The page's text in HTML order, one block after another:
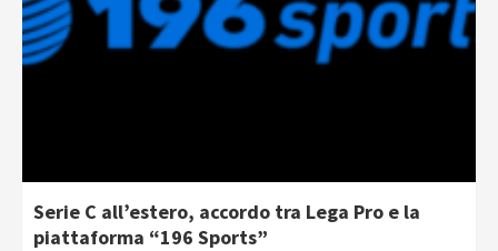
Serie C all’estero, accordo tra Lega Pro e la
piattaforma “196 Sports”